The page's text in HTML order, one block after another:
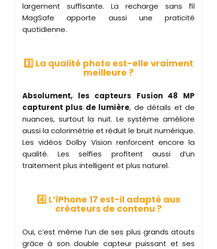
largement suffisante. La recharge sans fil
MagSafe apporte aussi une praticité
quotidienne.
3️⃣ La qualité photo est-elle vraiment
meilleure ?
Absolument, les capteurs Fusion 48 MP
capturent plus de lumière, de détails et de
nuances, surtout la nuit. Le système améliore
aussi la colorimétrie et réduit le bruit numérique.
Les vidéos Dolby Vision renforcent encore la
qualité. Les selfies profitent aussi d’un
traitement plus intelligent et plus naturel.
4️⃣ L’iPhone 17 est-il adapté aux
créateurs de contenu ?
Oui, c’est même l’un de ses plus grands atouts
grâce à son double capteur puissant et ses